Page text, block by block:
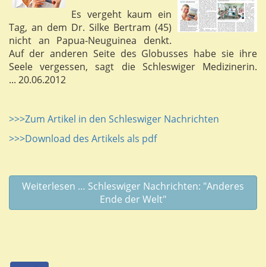
Es vergeht kaum ein
Tag, an dem Dr. Silke Bertram (45)
nicht an Papua-Neuguinea denkt.
Auf der anderen Seite des Globusses habe sie ihre
Seele vergessen, sagt die Schleswiger Medizinerin.
... 20.06.2012
>>>Zum Artikel in den Schleswiger Nachrichten
>>>Download des Artikels als pdf
Weiterlesen … Schleswiger Nachrichten: "Anderes
Ende der Welt"